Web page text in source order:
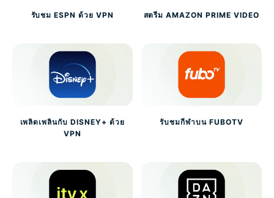
รับชม ESPN ด้วย VPN สตรีม AMAZON PRIME VIDEO
เพลิดเพลินกับ DISNEY+ ด้วย
VPN
รับชมกีฬาบน FUBOTV